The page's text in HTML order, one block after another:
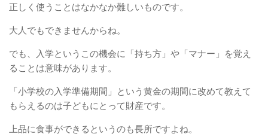
正しく使うことはなかなか難しいものです。
大人でもできませんからね。
でも、入学というこの機会に「持ち方」や「マナー」を覚え
ることは意味があります。
「小学校の入学準備期間」という黄金の期間に改めて教えて
もらえるのは子どもにとって財産です。
上品に食事ができるというのも長所ですよね。